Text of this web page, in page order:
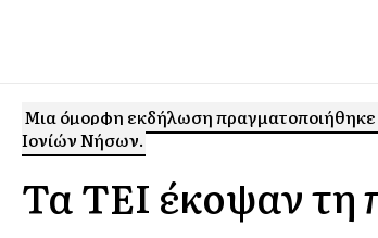
Μια όμορφη εκδήλωση πραγματοποιήθηκε
Ιονίών Νήσων.
Τα ΤΕΙ έκοψαν τη